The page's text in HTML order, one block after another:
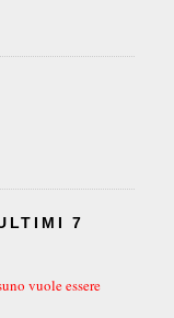
7
vuole essere